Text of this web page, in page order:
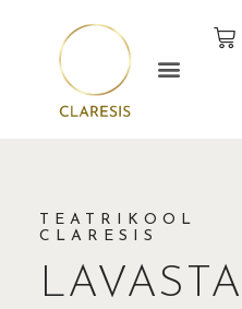
TEATRIKOOL
CLARESIS